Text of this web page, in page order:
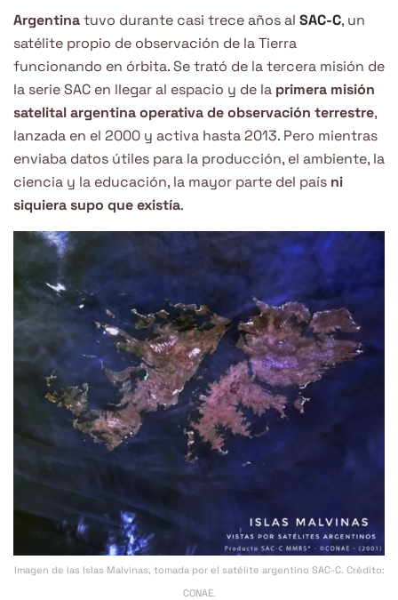
Argentinatuvo durante casi trece años al SAC-C, un
satélite propio de observación de la Tierra
funcionando en órbita. Se trató de la tercera misión de
la serie SAC en llegar al espacio y de la primera misión
satelital argentina operativa de observación terrestre,
lanzada en el 2000 y activa hasta 2013. Pero mientras
enviaba datos útiles para la producción, el ambiente, la
ciencia y la educación, la mayor parte del país ni
siquiera supo que existía.
Imagen de las Islas Malvinas, tomada por el satélite argentino SAC-C. Crédito:
CONAE.